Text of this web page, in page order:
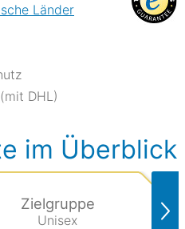
Länder
DHL)
im Überblick
Zielgruppe
Unisex